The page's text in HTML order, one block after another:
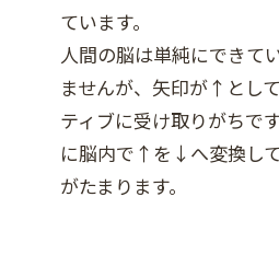
ています。
人間の脳は単純にできて
ませんが、矢印が↑とし
ティブに受け取りがちで
に脳内で↑を↓へ変換し
がたまります。